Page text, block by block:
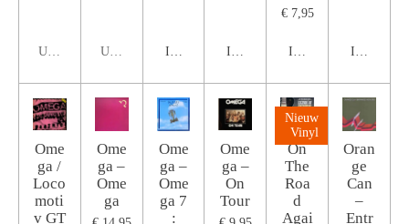
Uitverkocht Uitverkocht In winkelwagenIn winkelwagen
€ 7,95
In winkelwagen
In
Ome
ga /
Loco
moti
v GT
Ome
ga ‎–
Ome
ga
Ome
ga ‎–
Ome
ga 7
:
Ome
ga ‎–
On
Tour
Nieuw
Vinyl
On
The
Roa
d
Agai
Oran
ge
Can
‎–
Entr